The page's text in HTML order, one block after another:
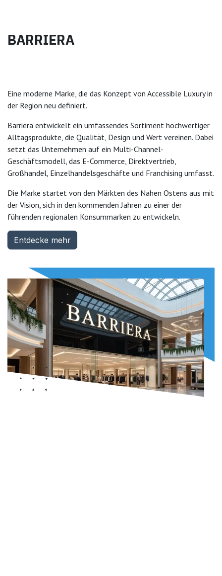
BARRIERA
Eine moderne Marke, die das Konzept von Accessible Luxury in
der Region neu definiert.
Barriera entwickelt ein umfassendes Sortiment hochwertiger
Alltagsprodukte, die Qualität, Design und Wert vereinen. Dabei
setzt das Unternehmen auf ein Multi-Channel-
Geschäftsmodell, das E-Commerce, Direktvertrieb,
Großhandel, Einzelhandelsgeschäfte und Franchising umfasst.
Die Marke startet von den Märkten des Nahen Ostens aus mit
der Vision, sich in den kommenden Jahren zu einer der
führenden regionalen Konsummarken zu entwickeln.
Entdecke mehr